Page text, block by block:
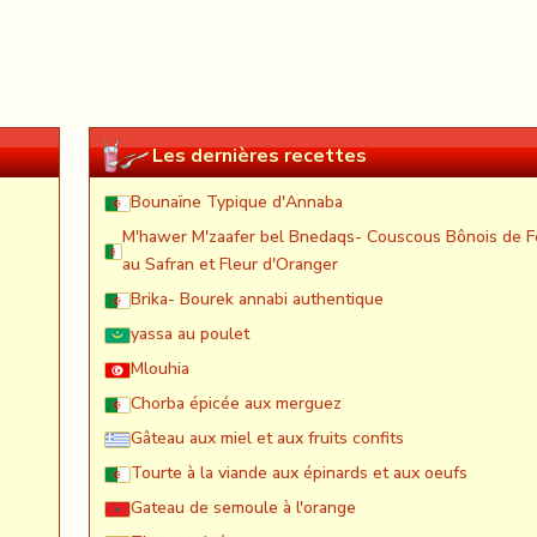
Les dernières recettes
Bounaïne Typique d'Annaba
M'hawer M'zaafer bel Bnedaqs- Couscous Bônois de
au Safran et Fleur d'Oranger
Brika- Bourek annabi authentique
yassa au poulet
Mlouhia
Chorba épicée aux merguez
Gâteau aux miel et aux fruits confits
Tourte à la viande aux épinards et aux oeufs
Gateau de semoule à l'orange